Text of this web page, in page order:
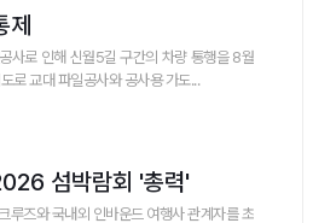
제
사로 인해 신월5길 구간의 차량 통행을 8월
로 교대 파일공사와 공사용 가도...
섬박람회 '총력'
즈와 국내외 인바운드 여행사 관계자를 초